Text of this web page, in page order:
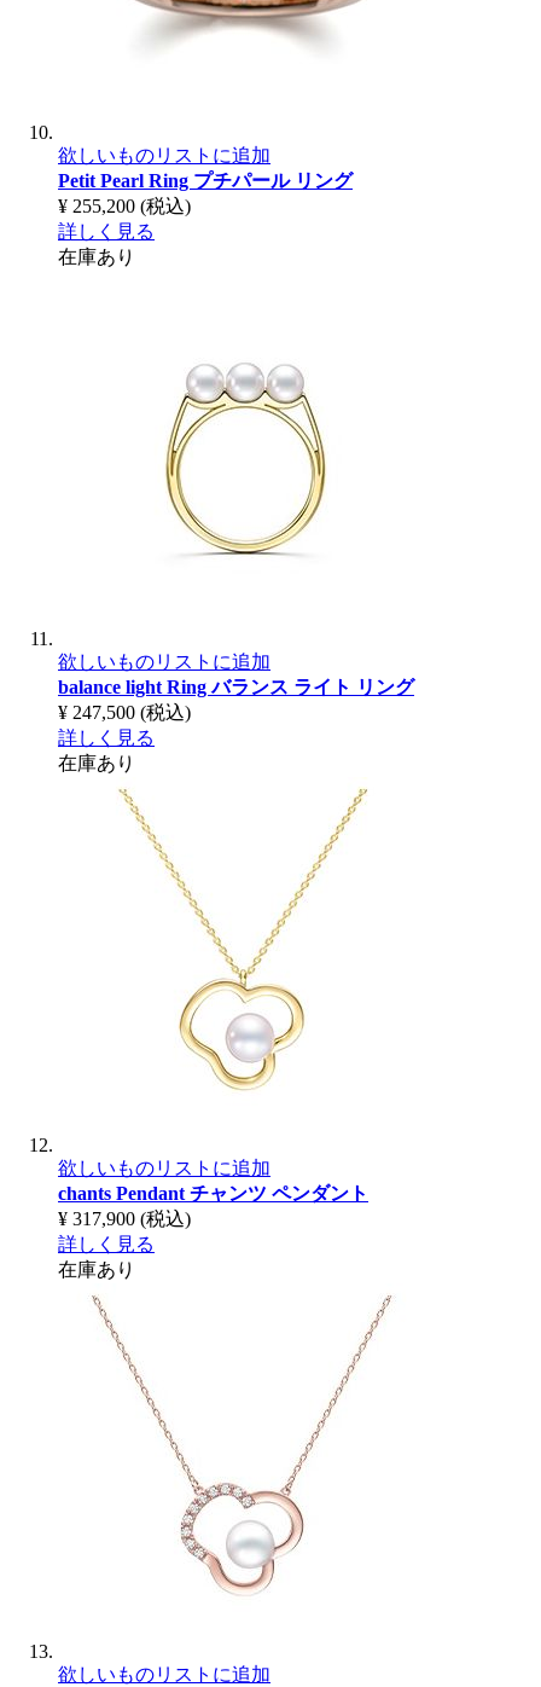
欲しいものリストに追加
Petit Pearl Ring プチパール リング
¥ 255,200 (税込)
詳しく見る
在庫あり
欲しいものリストに追加
balance light Ringバランス ライト リング
¥ 247,500 (税込)
詳しく見る
在庫あり
欲しいものリストに追加
chants Pendant チャンツ ペンダント
¥ 317,900 (税込)
詳しく見る
在庫あり
欲しいものリストに追加